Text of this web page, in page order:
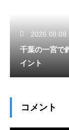
2026.08.08
千葉の一宮で
イント
コメント